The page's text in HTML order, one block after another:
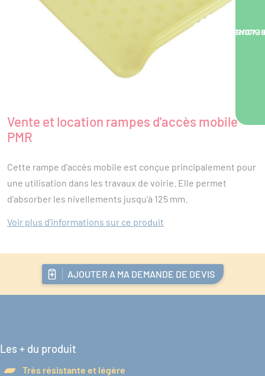
Vente et location rampes d'accès mobile
PMR
Cette rampe d'accès mobile est conçue principalement pour
une utilisation dans les travaux de voirie. Elle permet
d'absorber les nivellements jusqu'à 125 mm.
Voir plus d'informations sur ce produit
AJOUTER A MA DEMANDE DE DEVIS
Les + du produit
Très résistante et légère
NOUS VOUS